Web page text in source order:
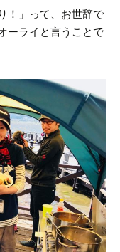
！」って、お世辞で
ーライと言うことで